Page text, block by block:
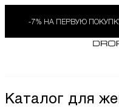
-7% НА ПЕРВУЮ
Каталог для